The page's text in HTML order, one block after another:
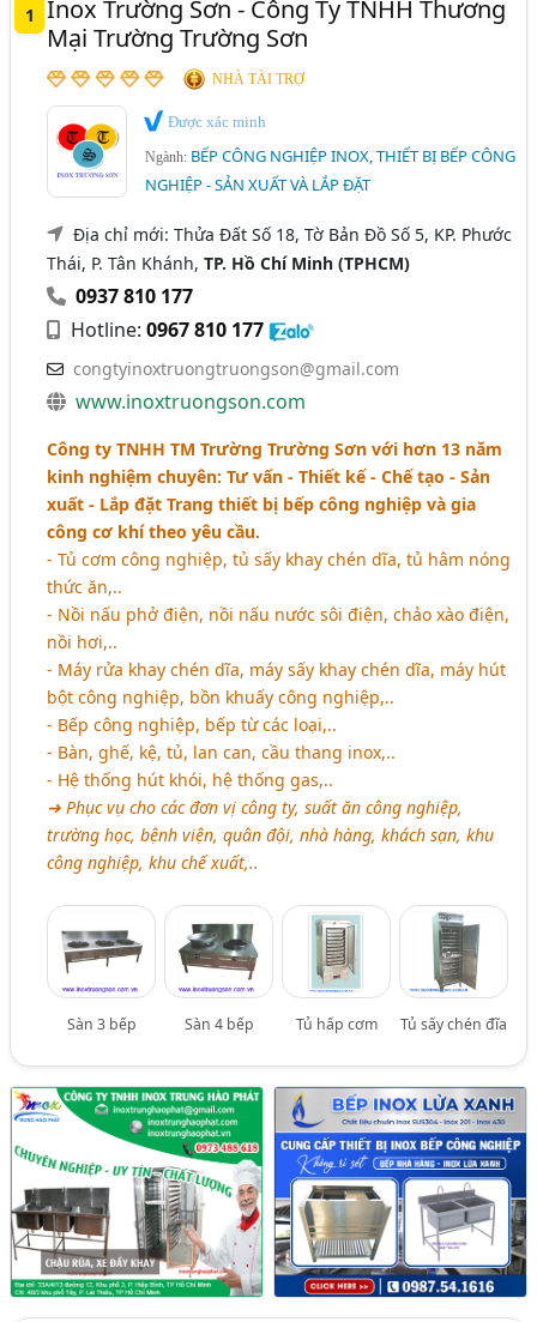
Thiết Bị Nhà Bếp Gia Đình (Nồi Cơm, Máy Hút Mùi, Máy
Xay..) (298)
Máy Làm Bánh Và Thiết Bị Làm Bánh (Lò Nướng Bánh,
Tủ Ủ Bột,..) (47)
Khay Inox, Khay Cơm Inox (46)
Bắc Giang
Bình Định Hải Dương
Quảng Bình
Quảng Nam
Tây Ninh
Vĩnh Long
1
Inox Trường Sơn - Công Ty TNHH Thương
Mại Trường Trường Sơn
NHÀ TÀI TRỢ
Được xác minh
Ngành: BẾP CÔNG NGHIỆP INOX, THIẾT BỊ BẾP CÔNG
NGHIỆP - SẢN XUẤT VÀ LẮP ĐẶT
Địa chỉ mới: Thửa Đất Số 18, Tờ Bản Đồ Số 5, KP. Phước
Thái, P. Tân Khánh,TP. Hồ Chí Minh (TPHCM)
0937 810 177
Hotline:0967 810 177
congtyinoxtruongtruongson@gmail.com
www.inoxtruongson.com
Công ty TNHH TM Trường Trường Sơn với hơn 13 năm
kinh nghiệm chuyên: Tư vấn - Thiết kế - Chế tạo - Sản
xuất - Lắp đặt Trang thiết bị bếp công nghiệp và gia
công cơ khí theo yêu cầu.
- Tủ cơm công nghiệp, tủ sấy khay chén dĩa, tủ hâm nóng
thức ăn,..
- Nồi nấu phở điện, nồi nấu nước sôi điện, chảo xào điện,
nồi hơi,..
- Máy rửa khay chén dĩa, máy sấy khay chén dĩa, máy hút
bột công nghiệp, bồn khuấy công nghiệp,..
- Bếp công nghiệp, bếp từ các loại,..
- Bàn, ghế, kệ, tủ, lan can, cầu thang inox,..
- Hệ thống hút khói, hệ thống gas,..
➜ Phục vụ cho các đơn vị công ty, suất ăn công nghiệp,
trường học, bệnh viện, quân đội, nhà hàng, khách sạn, khu
công nghiệp, khu chế xuất,..
Sàn 3 bếp Sàn 4 bếp Tủ hấp cơm Tủ sấy chén đĩa